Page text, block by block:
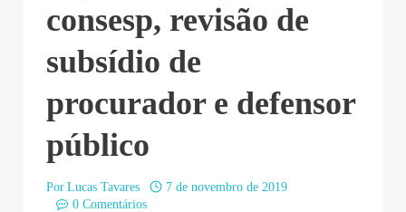
consesp, revisão de
subsídio de
procurador e defensor
público
Por Lucas Tavares
7 de novembro de 2019
0 Comentários